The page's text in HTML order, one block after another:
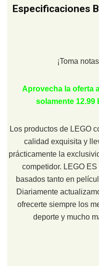
Especificaciones
¡Toma
Aprovecha la oferta
solamente 12.99
Los productos de LEGO
calidad exquisita y
prácticamente la
competidor. LEGO
basados tanto en
Diariamente
ofrecerte siempre los
deporte y mucho